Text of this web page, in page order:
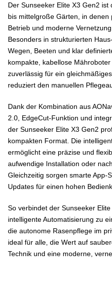
Der Sunseeker Elite X3 Gen2
bis mittelgroße Gärten, in
Betrieb und moderne
Besonders in strukturierten
Wegen, Beeten und klar
kompakte, kabellose
zuverlässig für ein
reduziert den manuellen
Dank der Kombination aus
2.0, EdgeCut-Funktion und
der Sunseeker Elite X3 Gen2
kompakten Format. Die
ermöglicht eine präzise und
aufwendige Installation oder
Gleichzeitig sorgen smarte App-
Updates für einen hohen
So verbindet der Sunseeker
intelligente Automatisierung zu
die autonome Rasenpflege im
ideal für alle, die Wert auf
Technik und eine moderne,